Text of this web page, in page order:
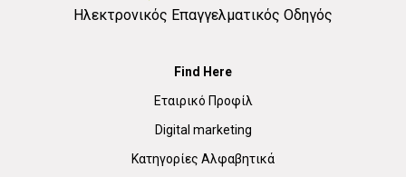
Ηλεκτρονικός Επαγγελματικός Οδηγός
Find Here
Εταιρικό Προφίλ
Digital marketing
Κατηγορίες Αλφαβητικά